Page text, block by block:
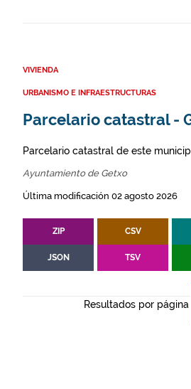
VIVIENDA
URBANISMO E INFRAESTRUCTURAS
Parcelario catastral -
Parcelario catastral de este
Ayuntamiento de Getxo
Última modificación 02 agosto 2026
ZIP CSV
JSON TSV
Resultados por página